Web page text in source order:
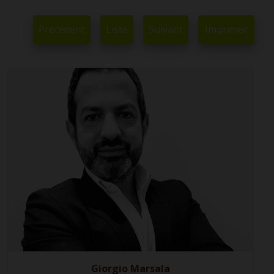
Précédent Liste Suivant Imprimer
Giorgio Marsala